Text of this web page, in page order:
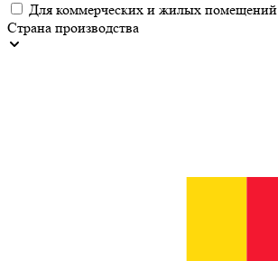
Для коммерческих и жилых помещений
Страна производства